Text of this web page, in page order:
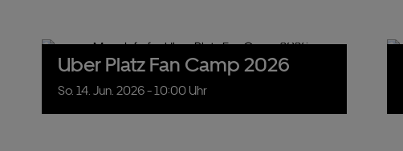
Uber Platz Fan Camp 2026
So. 14. Jun. 2026- 10:00 Uhr